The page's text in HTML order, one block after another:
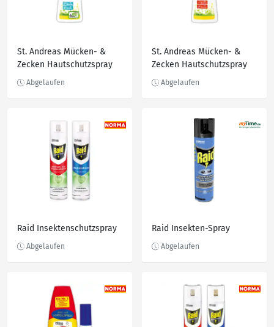
St. Andreas Mücken- &
Zecken Hautschutzspray
St. Andreas Mücken- &
Zecken Hautschutzspray
Raid Insektenschutzspray Raid Insekten-Spray